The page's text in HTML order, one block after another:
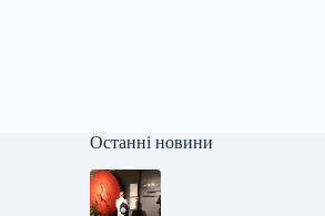
Останні новини